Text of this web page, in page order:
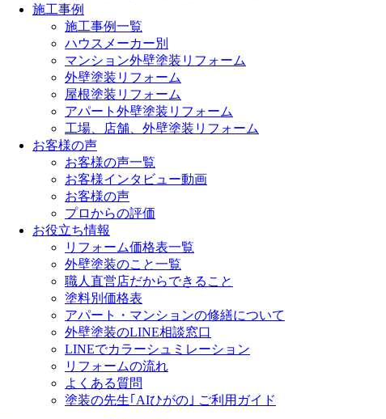
施工事例
施工事例一覧
ハウスメーカー別
マンション外壁塗装リフォーム
外壁塗装リフォーム
屋根塗装リフォーム
アパート外壁塗装リフォーム
工場、店舗、外壁塗装リフォーム
お客様の声
お客様の声一覧
お客様インタビュー動画
お客様の声
プロからの評価
お役立ち情報
リフォーム価格表一覧
外壁塗装のこと一覧
職人直営店だからできること
塗料別価格表
アパート・マンションの修繕について
外壁塗装のLINE相談窓口
LINEでカラーシュミレーション
リフォームの流れ
よくある質問
塗装の先生｢AIひがの｣ ご利用ガイド